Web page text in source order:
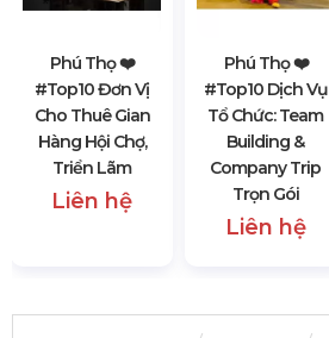
Phú Thọ ❤️️
#top10 Đơn Vị
Cho Thuê Gian
Hàng Hội Chợ,
Triển Lãm
Liên hệ
Phú Thọ ❤️️
#top10 Dịch Vụ
Tổ Chức: Team
Building &
Company Trip
Trọn Gói
Liên hệ